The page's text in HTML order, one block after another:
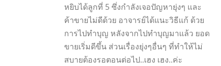
หยิบได้ลูกที่ 5 ซึ่งกำลังเจอปัญหายุ่งๆ และ
ค้าขายไม่ดีด้วย อาจารย์ได้แนะวิธีแก้ ด้วย
การไปทำบุญ หลังจากไปทำบุญมาแล้ว ยอด
ขายเริ่มดีขึ้น ส่วนเรื่องยุ่งๆอื่นๆ ที่ทำให้ไม่
สบายต้องรอตอนต่อไป..เฮง เฮง..ค่ะ